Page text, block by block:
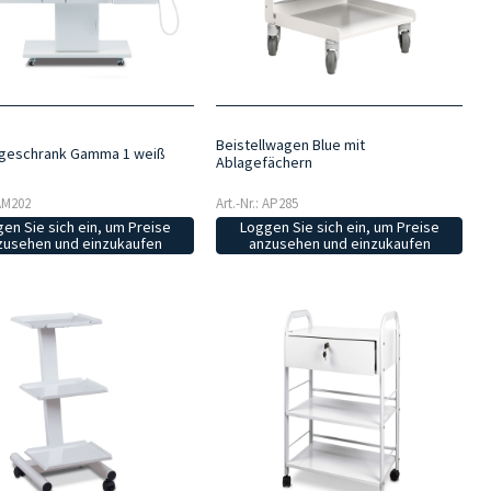
Gamma 1 weiß
Sie sich ein, um Preise
und einzukaufen
Beistellwagen Blue mit
Ablagefächern
Art.-Nr.: AP285
Loggen Sie sich ein, um Preise
anzusehen und einzukaufen